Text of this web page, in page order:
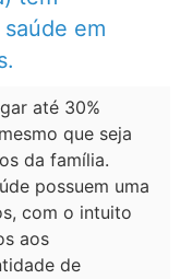
em
até 30%
que seja
da família.
possuem uma
com o intuito
aos
de